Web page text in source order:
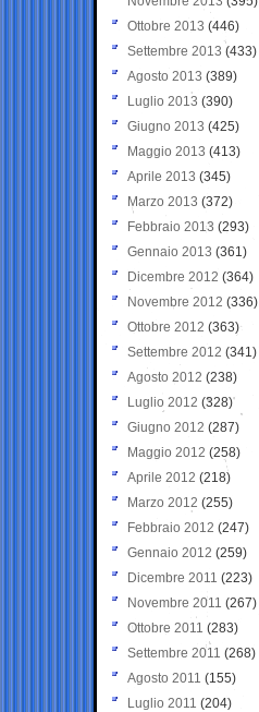
Ottobre 2013 (446)
Settembre 2013 (433)
Agosto 2013 (389)
Luglio 2013 (390)
Giugno 2013 (425)
Maggio 2013 (413)
Aprile 2013 (345)
Marzo 2013 (372)
Febbraio 2013 (293)
Gennaio 2013 (361)
Dicembre 2012 (364)
Novembre 2012 (336)
Ottobre 2012 (363)
Settembre 2012 (341)
Agosto 2012 (238)
Luglio 2012 (328)
Giugno 2012 (287)
Maggio 2012 (258)
Aprile 2012 (218)
Marzo 2012 (255)
Febbraio 2012 (247)
Gennaio 2012 (259)
Dicembre 2011 (223)
Novembre 2011 (267)
Ottobre 2011 (283)
Settembre 2011 (268)
Agosto 2011 (155)
Luglio 2011 (204)